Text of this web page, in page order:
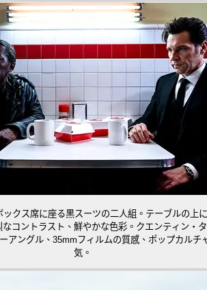
クス席に座る黒スーツの二人組。テーブルの上
コントラスト、鮮やかな色彩。クエンティン・
アングル、35mmフィルムの質感、ポップカルチ
気。